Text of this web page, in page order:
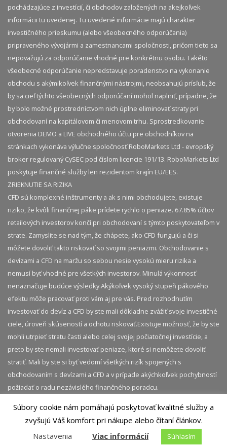
pochádzajúce z investícií, či obchodov založených na akejkoľvek
informácii tu uvedenej. Tu uvedené informácie majú charakter
investičného prieskumu (alebo všeobecného odporúčania)
pripraveného vývojármi a zamestnancami spoločnosti, pričom tieto sa
nepovažujú za odporúčanie vhodné pre konkrétnu osobu. Takéto
všeobecné odporúčanie nepredstavuje poradenstvo na vykonanie
obchodu s akýmikoľvek finančnými nástrojmi, neobsahujú prísľub, že
by sa cieľ týchto všeobecných odporúčaní mohol naplniť, prípadne, že
by bolo možné prostredníctvom nich úplne eliminovať straty pri
obchodovaní na kapitálovom či menovom trhu. Sprostredkovanie
otvorenia DEMO a LIVE obchodného účtu pre obchodníkov na
stránkach vykonáva výlučne spoločnosť RoboMarkets Ltd - evropský
broker regulovaný CySEC pod číslom licencie 191/13. RoboMarkets Ltd
poskytuje finančné služby len rezidentom krajín EU/EES.
ZRIEKNUTIE SA RIZIKA
CFD sú komplexné inštrumenty a ak s nimi obchodujete, existuje
riziko, že kvôli finančnej páke prídete rychlo o peniaze. 67.85% účtov
retailových investorov končí pri obchodovaní s týmto poskytovateľom v
strate. Zamyslite se nad tým, že chápete, ako CFD fungujú a či si
môžete dovoliť takto riskovať so svojimi peniazmi. Obchodovanie s
devízami a CFD na maržu so sebou nesie vysokú mieru rizika a
nemusí byť vhodné pre všetkých investorov. Minulá výkonnosť
nenaznačuje budúce výsledky.​ Akýkoľvek vysoký stupeň pákového
efektu môže pracovať proti vám aj pre vás. Pred rozhodnutím
investovať do devíz a CFD by ste mali dôkladne zvážiť svoje investičné
ciele, úroveň skúseností a ochotu riskovať.​ Existuje možnosť, že by ste
mohli utrpieť stratu časti alebo celej svojej počiatočnej investície, a
preto by ste nemali investovať peniaze, ktoré si nemôžete dovoliť
stratiť. Mali by ste si byť vedomí všetkých rizík spojených s
obchodovaním s devízami a CFD a v prípade akýchkoľvek pochybností
požiadať o radu nezávislého finančného poradcu.
© 2026 InvestičnýBlog.sk | Všetky práva vyhradené.
Akékoľvek kopírovanie obsahu tejto stránky je bez
predchádzajúceho súhlasu zakázané.
Súbory cookie nám pomáhajú poskytovať kvalitné služby a
zvyšujú Váš komfort pri nákupe alebo čítaní článkov.
Nastavenia
Viac informácií Súhlasím